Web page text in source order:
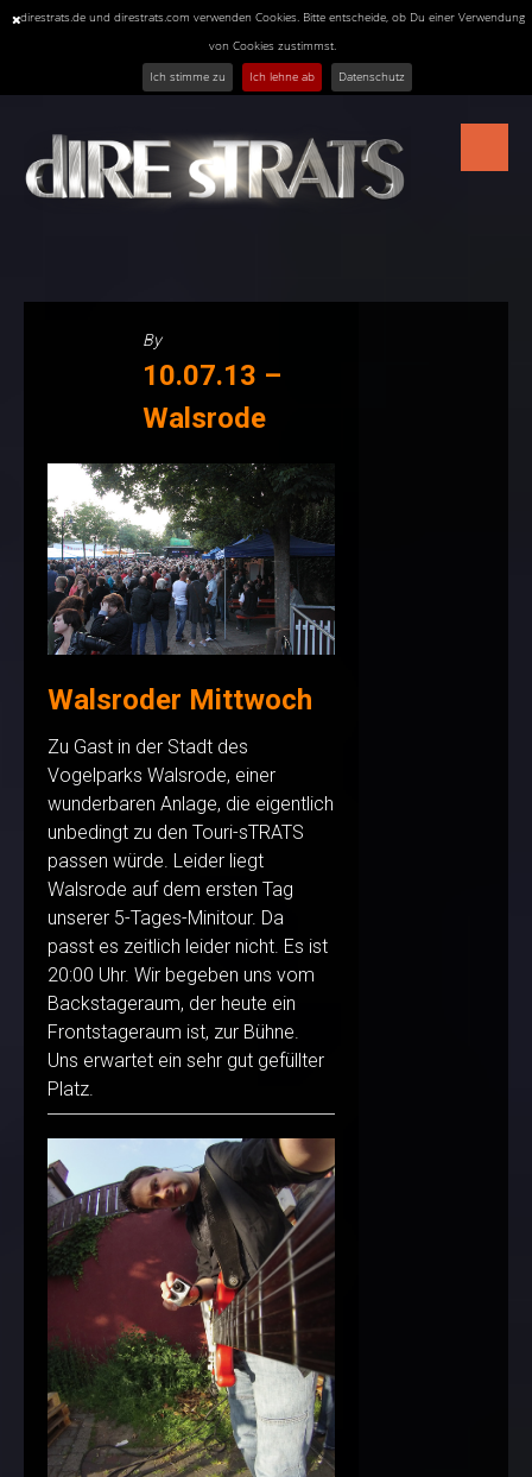
direstrats.de und direstrats.com verwenden Cookies. Bitte entscheide, ob Du einer Verwendung
von Cookies zustimmst.
Ich stimme zu
Ich lehne ab Datenschutz
content
By
10.07.13 –
Walsrode
Walsroder Mittwoch
Zu Gast in der Stadt des
Vogelparks Walsrode, einer
wunderbaren Anlage, die eigentlich
unbedingt zu den Touri-sTRATS
passen würde. Leider liegt
Walsrode auf dem ersten Tag
unserer 5-Tages-Minitour. Da
passt es zeitlich leider nicht. Es ist
20:00 Uhr. Wir begeben uns vom
Backstageraum, der heute ein
Frontstageraum ist, zur Bühne.
Uns erwartet ein sehr gut gefüllter
Platz.